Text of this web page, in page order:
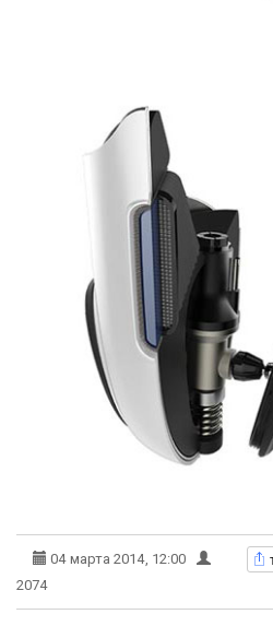
04 марта 2014, 12:00
2074